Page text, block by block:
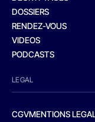
DOSSIERS
RENDEZ-VOUS
VIDEOS
PODCASTS
LEGAL
CGVMENTIONS